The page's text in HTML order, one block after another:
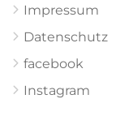
Impressum
Datenschutz
facebook
Instagram